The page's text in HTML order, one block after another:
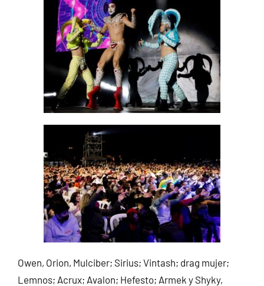
Owen, Orion, Mulciber; Sirius; Vintash; drag mujer;
Lemnos; Acrux; Avalon; Hefesto; Armek y Shyky,